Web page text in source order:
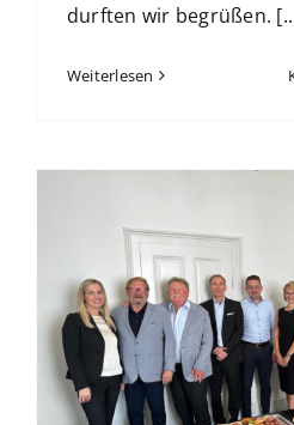
durften wir begrüßen.
Weiterlesen